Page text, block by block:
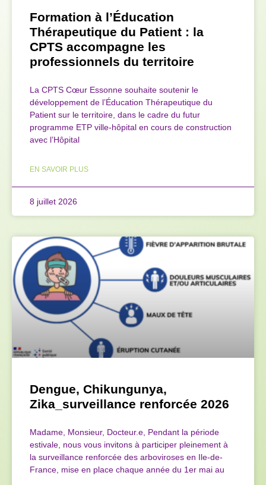
Formation à l’Éducation
Thérapeutique du Patient : la
CPTS accompagne les
professionnels du territoire
La CPTS Cœur Essonne souhaite soutenir le
développement de l’Éducation Thérapeutique du
Patient sur le territoire, dans le cadre du futur
programme ETP ville-hôpital en cours de construction
avec l’Hôpital
EN SAVOIR PLUS
8 juillet 2026
Dengue, Chikungunya,
Zika_surveillance renforcée 2026
Madame, Monsieur, Docteur.e, Pendant la période
estivale, nous vous invitons à participer pleinement à
la surveillance renforcée des arboviroses en Ile-de-
France, mise en place chaque année du 1er mai au